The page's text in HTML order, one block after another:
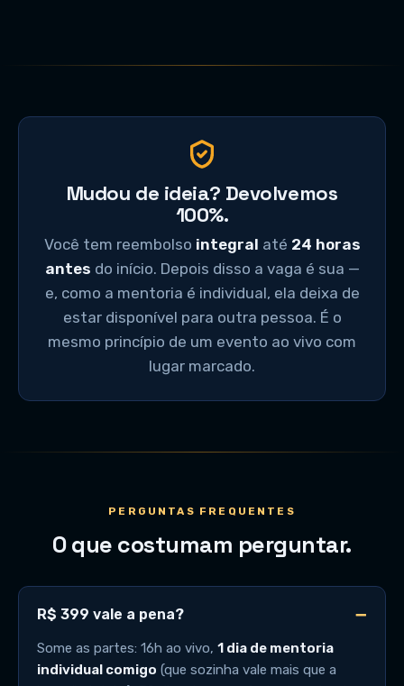
Mudou de ideia? Devolvemos
100%.
Você tem reembolso integral até 24 horas
antes do início. Depois disso a vaga é sua —
e, como a mentoria é individual, ela deixa de
estar disponível para outra pessoa. É o
mesmo princípio de um evento ao vivo com
lugar marcado.
PERGUNTAS FREQUENTES
O que costumam perguntar.
R$ 399 vale a pena?
Some as partes: 16h ao vivo, 1 dia de mentoria
individual comigo (que sozinha vale mais que a